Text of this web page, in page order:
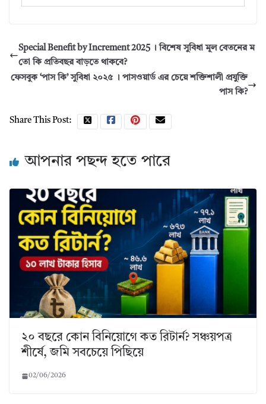
Special Benefit by Increment 2025 । বিশেষ সুবিধা মূল বেতনের ম
তো কি প্রতিবছর বাড়তে থাকবে?
ফেসবুক ‘পাস কি’ সুবিধা ২০২৫ । পাসওয়ার্ড এর চেয়ে শক্তিশালী প্রযুক্তি
পাস কি?
Share This Post:
আপনার পছন্দ হতে পারে
২০ বছরে কোন বিনিয়োগে কত রিটার্ন? সঞ্চয়পত্র
শীর্ষে, জমি সবচেয়ে পিছিয়ে
02/06/2026